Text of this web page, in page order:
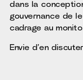
dans la
gouvernance de
cadrage au
Envie d’en